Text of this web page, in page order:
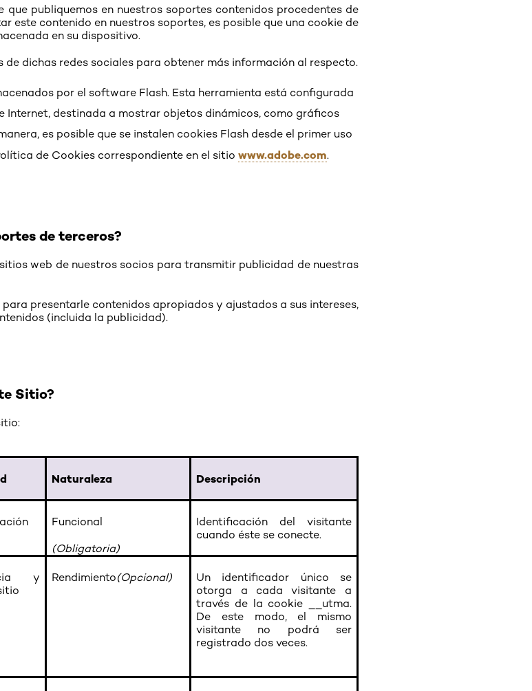
que publiquemos en nuestros soportes contenidos procedentes de
este contenido en nuestros soportes, es posible que una cookie de
en su dispositivo.
dichas redes sociales para obtener más información al respecto.
por el software Flash. Esta herramienta está configurada
Internet, destinada a mostrar objetos dinámicos, como gráficos
es posible que se instalen cookies Flash desde el primer uso
de Cookies correspondiente en el sitio www.adobe.com.
de terceros?
web de nuestros socios para transmitir publicidad de nuestras
presentarle contenidos apropiados y ajustados a sus intereses,
(incluida la publicidad).
Sitio?
Naturaleza Descripción
Funcional
(Obligatoria)
Identificación del visitante
cuando éste se conecte.
y
Rendimiento(Opcional)
Un identificador único se
otorga a cada visitante a
través de la cookie __utma.
De este modo, el mismo
visitante no podrá ser
registrado dos veces.